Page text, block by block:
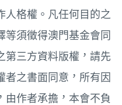
人格權。凡任何目的之
等須徵得澳門基金會同
第三方資料版權，請先
者之書面同意，所有因
由作者承擔，本會不負